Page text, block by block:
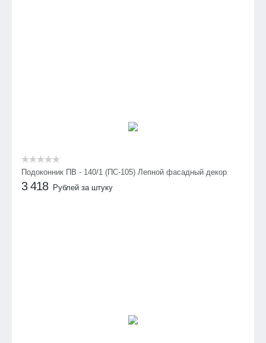
Подоконник ПВ - 140/1 (ПС-105) Лепной фасадный декор
3 418 Рублей за штуку